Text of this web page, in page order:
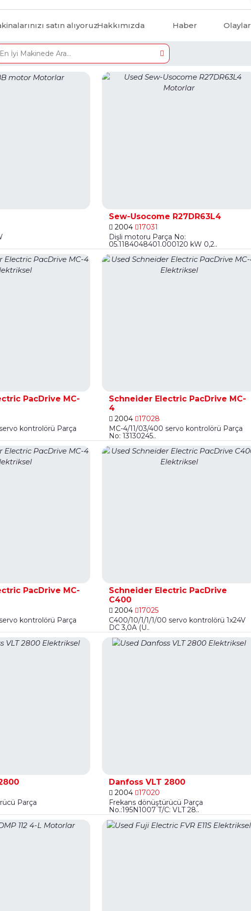
satın alıyoruzHakkımızda Haber Olaylar
Sew-Usocome R27DR63L4
2004
17031
Dişli motoru Parça No:
05.1184048401.000120 kW 0,2..
PacDrive MC-
kontrolörü Parça
Schneider Electric PacDrive MC-
4
2004
17028
MC-4/11/03/400 servo kontrolörü Parça
No: 13130245..
PacDrive MC-
kontrolörü Parça
Schneider Electric PacDrive
C400
2004
17025
C400/10/1/1/1/00 servo kontrolörü 1x24V
DC 3,0A (U..
Parça
Danfoss VLT 2800
2004
17020
Frekans dönüştürücü Parça
No.:195N1007 T/C: VLT 28..